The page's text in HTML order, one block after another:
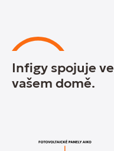
Infigy spojuje
vašem domě.